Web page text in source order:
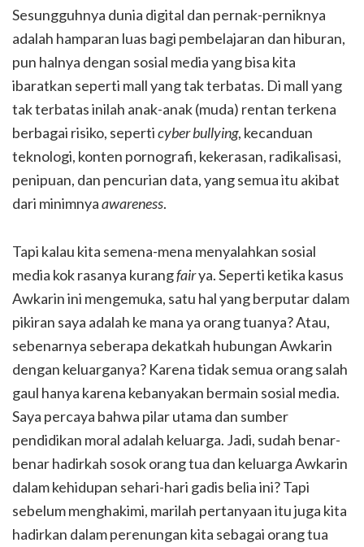
Sesungguhnya dunia digital dan pernak-perniknya
adalah hamparan luas bagi pembelajaran dan hiburan,
pun halnya dengan sosial media yang bisa kita
ibaratkan seperti mall yang tak terbatas. Di mall yang
tak terbatas inilah anak-anak (muda) rentan terkena
berbagai risiko, seperticyber bullying, kecanduan
teknologi, konten pornografi, kekerasan, radikalisasi,
penipuan, dan pencurian data, yang semua itu akibat
dari minimnyaawareness.
Tapi kalau kita semena-mena menyalahkan sosial
media kok rasanya kurangfairya. Seperti ketika kasus
Awkarin ini mengemuka, satu hal yang berputar dalam
pikiran saya adalah ke mana ya orang tuanya? Atau,
sebenarnya seberapa dekatkah hubungan Awkarin
dengan keluarganya? Karena tidak semua orang salah
gaul hanya karena kebanyakan bermain sosial media.
Saya percaya bahwa pilar utama dan sumber
pendidikan moral adalah keluarga. Jadi, sudah benar-
benar hadirkah sosok orang tua dan keluarga Awkarin
dalam kehidupan sehari-hari gadis belia ini? Tapi
sebelum menghakimi, marilah pertanyaan itu juga kita
hadirkan dalam perenungan kita sebagai orang tua